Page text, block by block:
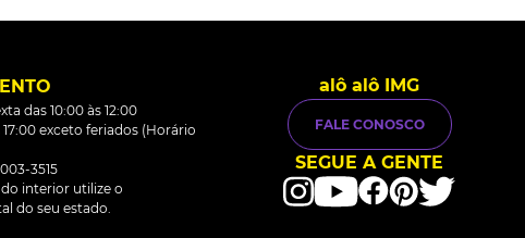
das 10:00 às 12:00
17:00 exceto feriados (Horário
3515
interior utilize o
do seu estado.
alô alô IMG
FALE CONOSCO
SEGUE A GENTE